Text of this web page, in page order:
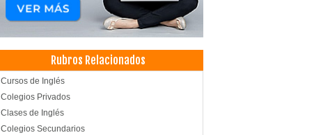
Rubros Relacionados
Cursos de Inglés
Colegios Privados
Clases de Inglés
Colegios Secundarios